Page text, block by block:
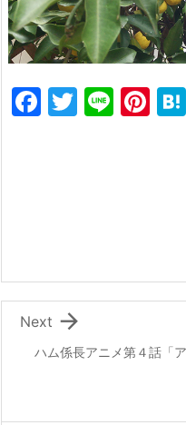
F
o
k
T
Li Pi
ハム係長アニメ第４話「

Next